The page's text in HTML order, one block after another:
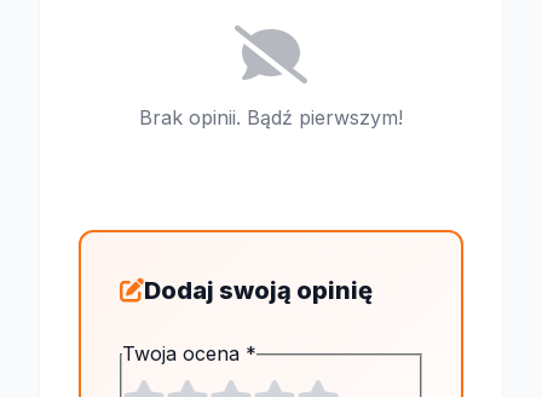
Brak opinii. Bądź pierwszym!
Dodaj swoją opinię
Twoja ocena *